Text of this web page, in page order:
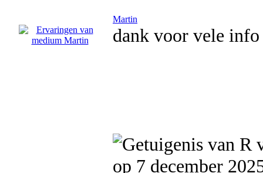
Martin
dank voor vele
op 7 december